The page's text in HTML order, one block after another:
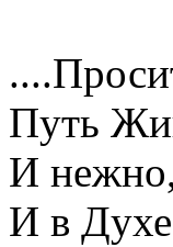
Путь
И
И в